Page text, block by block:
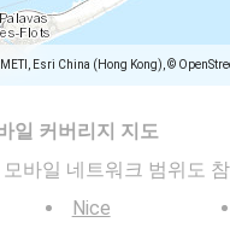
Esri China (Hong Kong), ©
일 커버리지 지도
모바일 네트워크 범위도
Nice